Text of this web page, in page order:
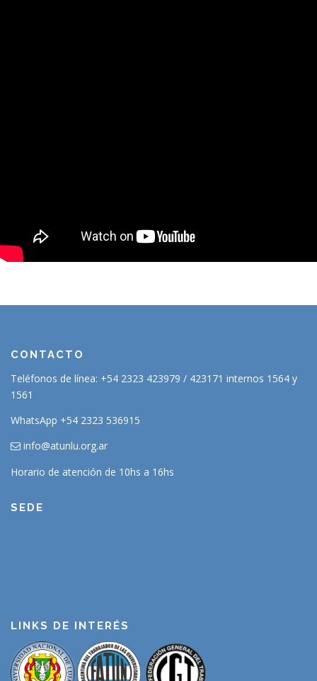
CONTACTO
Teléfonos de línea: +54 2323 423979 / 423171 internos 1564 y
1561
WhatsApp +54 2323 536915
info@atunlu.org.ar
Horario de atención de 10hs a 16hs
SEDE
LINKS DE INTERÉS